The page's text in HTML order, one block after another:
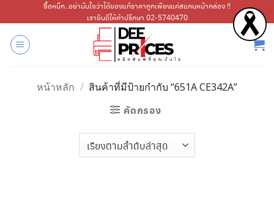
ไป
เนื้อหา
ซื้อหมึก..อย่ามั่นใจว่าได้ของแท้ราคาถูกเพียงแค่สแกนหน้ากล่อง !!
เรายินดีให้คำปรึกษา 02-5740470
หน้าหลัก / สินค้าที่มีป้ายกำกับ “651A CE342A”
คัดกรอง